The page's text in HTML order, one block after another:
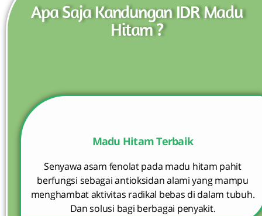
Apa Saja Kandungan IDR Madu
Hitam ?
Madu Hitam Terbaik
Senyawa asam fenolat pada madu hitam pahit
berfungsi sebagai antioksidan alami yang mampu
menghambat aktivitas radikal bebas di dalam tubuh.
Dan solusi bagi berbagai penyakit.